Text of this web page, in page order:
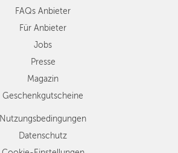
FAQs Anbieter
Für Anbieter
Jobs
Presse
Magazin
Geschenkgutscheine
Nutzungsbedingungen
Datenschutz